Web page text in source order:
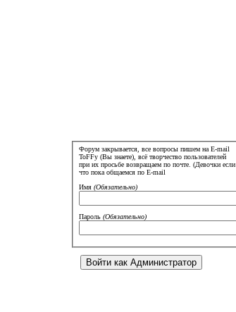
Форум закрывается, все вопросы пишем на E-mail
ToFFy (Вы знаете), всё творчество пользователей
при их просьбе возвращаем по почте. (Девочки если
что пока общаемся по E-mail
Имя (Обязательно)
Пароль (Обязательно)